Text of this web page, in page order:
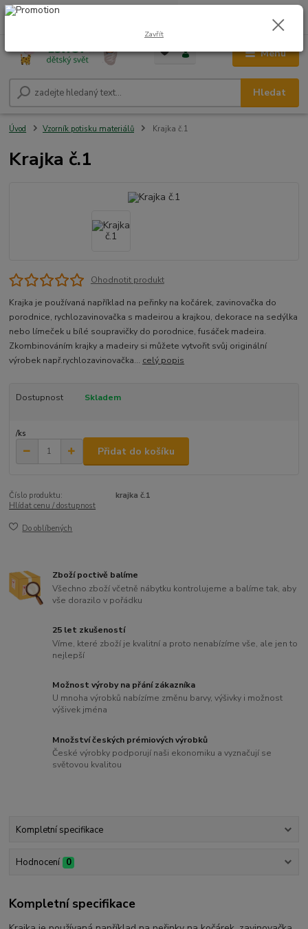
Menu
Hledat
+420 604 278 943 0,00 Kč
Úvod Vzorník potisku materiálů Krajka č.1
Krajka č.1
Ohodnotit produkt
Krajka je používaná například na peřinky na kočárek, zavinovačka do
porodnice, rychlozavinovačka s madeirou a krajkou, dekorace na sedýlka
nebo límeček u bílé soupravičky do porodnice, fusáček madeira.
Zkombinováním krajky a madeiry si můžete vytvořit svůj originální
výrobek např.rychlozavinovačka... celý popis
Dostupnost Skladem
/ks
Přidat do košíku
Číslo produktu:
krajka č.1
Hlídat cenu / dostupnost
Do oblíbených
Zboží poctivě balíme
Všechno zboží včetně nábytku kontrolujeme a balíme tak, aby
vše dorazilo v pořádku
25 let zkušeností
Víme, které zboží je kvalitní a proto nenabízíme vše, ale jen to
nejlepší
Možnost výroby na přání zákazníka
U mnoha výrobků nabízíme změnu barvy, výšivky i možnost
výšivek jména
Množství českých prémiových výrobků
České výrobky podporují naši ekonomiku a vyznačují se
světovou kvalitou
Kompletní specifikace
Hodnocení 0
Kompletní specifikace
Zavřít